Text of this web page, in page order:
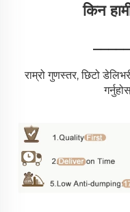
किन
राम्रो गुणस्तर, छिटो